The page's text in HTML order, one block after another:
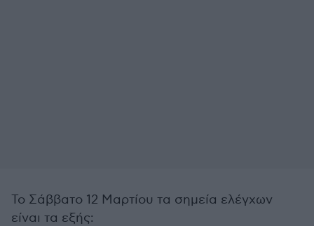
Το Σάββατο 12 Μαρτίου τα σημεία ελέγχων
είναι τα εξής: